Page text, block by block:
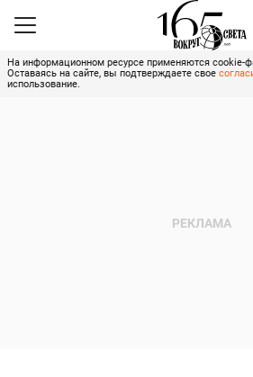
На информационном ресурсе применяются cookie-
Оставаясь на сайте, вы подтверждаете свое
использование.